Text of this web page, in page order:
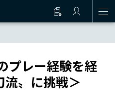
プレー経験を経
流〟に挑戦＞